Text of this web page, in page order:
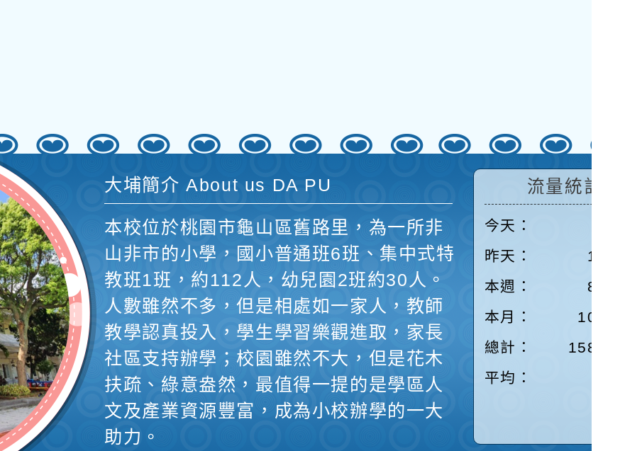
大埔簡介 About us DA PU
本校位於桃園市龜山區舊路里，為一所非
山非市的小學，國小普通班6班、集中式特
教班1班，約112人，幼兒園2班約30人。
人數雖然不多，但是相處如一家人，教師
教學認真投入，學生學習樂觀進取，家長
社區支持辦學；校園雖然不大，但是花木
扶疏、綠意盎然，最值得一提的是學區人
文及產業資源豐富，成為小校辦學的一大
助力。
流量統計
今天：
昨天：
本週：
本月：
總計：
平均：